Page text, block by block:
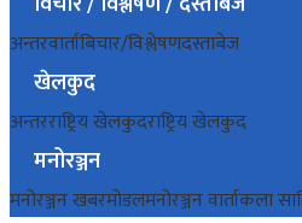
अन्तरवार्ताबिचार/विश्लेषणदस्ताबेज
खेलकुद
अन्तरराष्ट्रिय खेलकुदराष्ट्रिय खेलकुद
मनोरञ्जन
मनोरञ्जन खबरमोडलमनोरञ्जन वार्ताकला